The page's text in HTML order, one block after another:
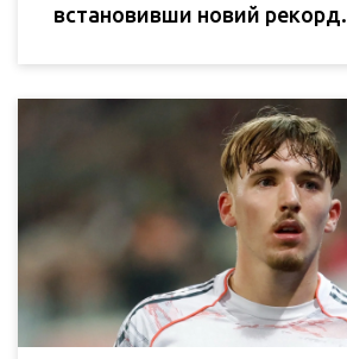
встановивши новий рекорд.